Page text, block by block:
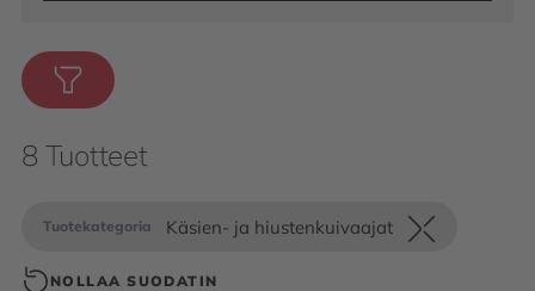
8 Tuotteet
Tuotekategoria Käsien- ja hiustenkuivaajat
NOLLAA SUODATIN